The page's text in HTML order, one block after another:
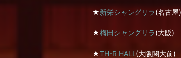
★新栄シャングリラ(名古屋)
★梅田シャングリラ(大阪)
★TH-R HALL (大阪関大前)